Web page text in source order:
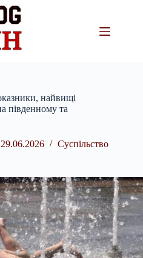
найвищі
південному та
29.06.2026 Суспільство